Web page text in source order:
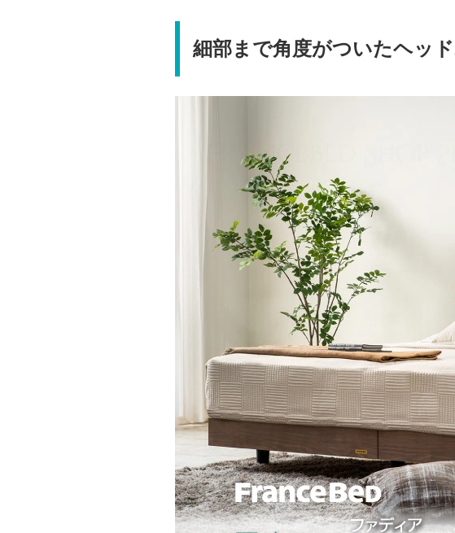
細部まで角度がついたヘッ